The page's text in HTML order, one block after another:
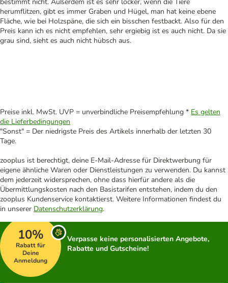
herumflitzen, gibt es immer Graben und Hügel, man hat keine ebene
Fläche, wie bei Holzspäne, die sich ein bisschen festbackt. Also für den
Preis kann ich es nicht empfehlen, sehr ergiebig ist es auch nicht. Da sie
grau sind, sieht es auch nicht hübsch aus.
Preise inkl. MwSt. UVP = unverbindliche Preisempfehlung * Es gelten
die Lieferbedingungen
"Sonst" = Der niedrigste Preis des Artikels innerhalb der letzten 30
Tage.
zooplus ist berechtigt, deine E-Mail-Adresse für Direktwerbung für
eigene ähnliche Waren oder Dienstleistungen zu verwenden. Du kannst
dem jederzeit widersprechen, ohne dass hierfür andere als die
Übermittlungskosten nach den Basistarifen entstehen, indem du den
zooplus Kundenservice kontaktierst. Weitere Informationen findest du
in unserer Datenschutzerklärung.
10%
Rabatt für
Deine
Anmeldung
Verpasse keine personalisierten Angebote,
Rabatte und Gutscheine!